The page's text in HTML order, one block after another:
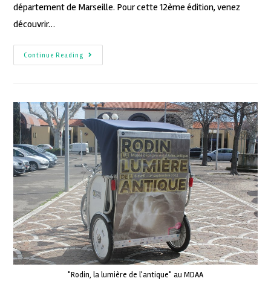
département de Marseille. Pour cette 12ème édition, venez
découvrir…
Continue Reading
"Rodin, la lumière de l'antique" au MDAA